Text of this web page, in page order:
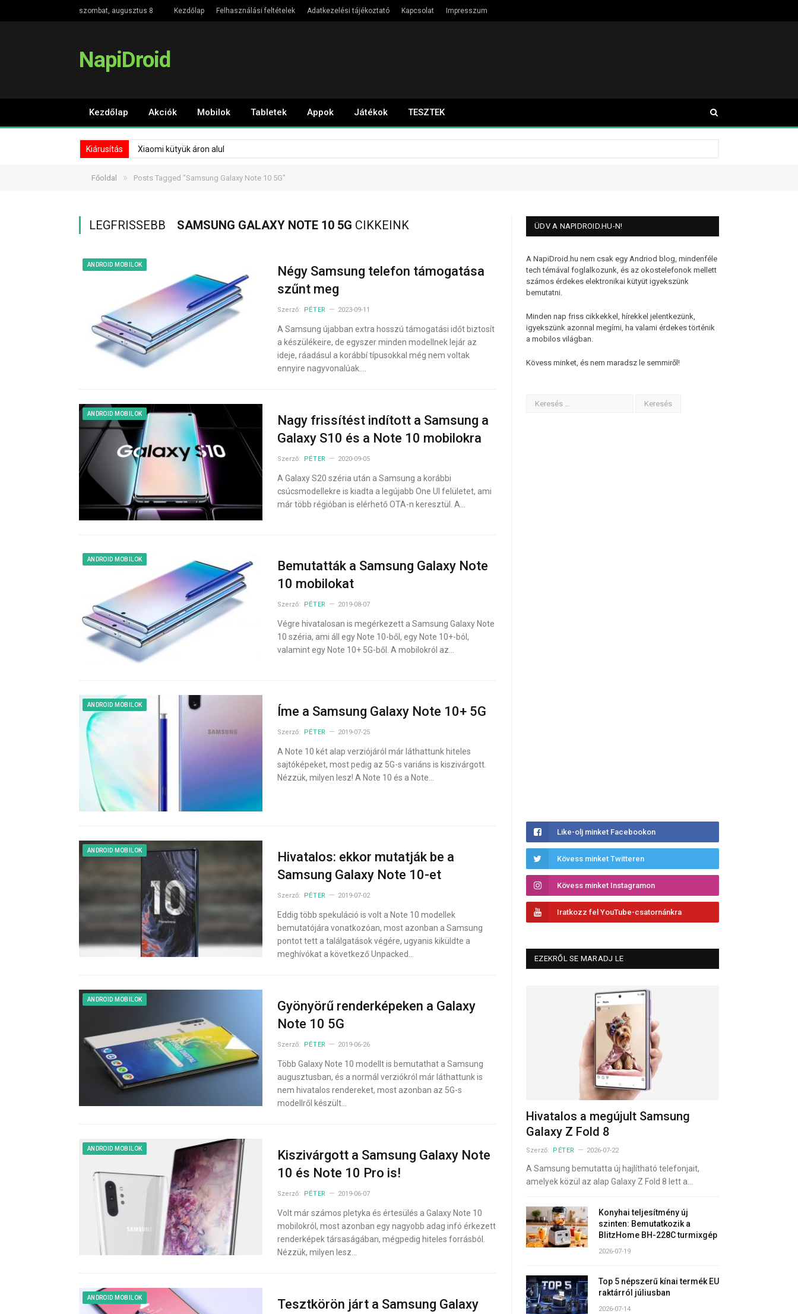
szombat, augusztus 8 Kezdőlap Felhasználási feltételek Adatkezelési tájékoztató Kapcsolat Impresszum
NapiDroid
Kezdőlap Akciók Mobilok Tabletek Appok Játékok TESZTEK
Kiárusítás Xiaomi kütyük áron alul
Főoldal » Posts Tagged "Samsung Galaxy Note 10 5G"
LEGFRISSEBB SAMSUNG GALAXY NOTE 10 5G CIKKEINK
ANDROID MOBILOK
Négy Samsung telefon támogatása
szűnt meg
Szerző: PÉTER 2023-09-11
A Samsung újabban extra hosszú támogatási időt biztosít
a készülékeire, de egyszer minden modellnek lejár az
ideje, ráadásul a korábbí típusokkal még nem voltak
ennyire nagyvonalúak.…
ANDROID MOBILOK
Nagy frissítést indított a Samsung a
Galaxy S10 és a Note 10 mobilokra
Szerző: PÉTER 2020-09-05
A Galaxy S20 széria után a Samsung a korábbi
csúcsmodellekre is kiadta a legújabb One UI felületet, ami
már több régióban is elérhető OTA-n keresztül. A…
ANDROID MOBILOK
Bemutatták a Samsung Galaxy Note
10 mobilokat
Szerző: PÉTER 2019-08-07
Végre hivatalosan is megérkezett a Samsung Galaxy Note
10 széria, ami áll egy Note 10-ből, egy Note 10+-ból,
valamint egy Note 10+ 5G-ből. A mobilokról az…
ANDROID MOBILOK Íme a Samsung Galaxy Note 10+ 5G
Szerző: PÉTER 2019-07-25
A Note 10 két alap verziójáról már láthattunk hiteles
sajtóképeket, most pedig az 5G-s variáns is kiszivárgott.
Nézzük, milyen lesz! A Note 10 és a Note…
ANDROID MOBILOK
Hivatalos: ekkor mutatják be a
Samsung Galaxy Note 10-et
Szerző: PÉTER 2019-07-02
Eddig több spekuláció is volt a Note 10 modellek
bemutatójára vonatkozóan, most azonban a Samsung
pontot tett a találgatások végére, ugyanis kiküldte a
meghívókat a következő Unpacked…
ANDROID MOBILOK
Gyönyörű renderképeken a Galaxy
Note 10 5G
Szerző: PÉTER 2019-06-26
Több Galaxy Note 10 modellt is bemutathat a Samsung
augusztusban, és a normál verziókról már láthattunk is
nem hivatalos rendereket, most azonban az 5G-s
modellről készült…
ANDROID MOBILOK
Kiszivárgott a Samsung Galaxy Note
10 és Note 10 Pro is!
Szerző: PÉTER 2019-06-07
Volt már számos pletyka és értesülés a Galaxy Note 10
mobilokról, most azonban egy nagyobb adag infó érkezett
renderképek társaságában, mégpedig hiteles forrásból.
Nézzük, milyen lesz…
ANDROID MOBILOK
Tesztkörön járt a Samsung Galaxy
ÜDV A NAPIDROID.HU-N!
A NapiDroid.hu nem csak egy Andriod blog, mindenféle
tech témával foglalkozunk, és az okostelefonok mellett
számos érdekes elektronikai kütyüt igyekszünk
bemutatni.
Minden nap friss cikkekkel, hírekkel jelentkezünk,
igyekszünk azonnal megírni, ha valami érdekes történik
a mobilos világban.
Kövess minket, és nem maradsz le semmiről!
Like-olj minket Facebookon
Kövess minket Twitteren
Kövess minket Instagramon
Iratkozz fel YouTube-csatornánkra
EZEKRŐL SE MARADJ LE
Hivatalos a megújult Samsung
Galaxy Z Fold 8
Szerző: PÉTER 2026-07-22
A Samsung bemutatta új hajlítható telefonjait,
amelyek közül az alap Galaxy Z Fold 8 lett a…
Konyhai teljesítmény új
szinten: Bemutatkozik a
BlitzHome BH-228C turmixgép
2026-07-19
Top 5 népszerű kínai termék EU
raktárról júliusban
2026-07-14